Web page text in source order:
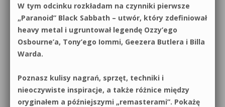
Dubstep z syntezatorem Massive
Kontakt 5 Kompendium
Pakiety
Archiwum aktualności
Polityka prywatności
Regulamin
Działanie sklepu internetowego
Wyszukiwanie
W tym odcinku rozkładam na czynniki pierwsze
„Paranoid” Black Sabbath – utwór, który zdefiniował
heavy metal i ugruntował legendę Ozzy’ego
Osbourne’a, Tony’ego Iommi, Geezera Butlera i Billa
Warda.
Poznasz kulisy nagrań, sprzęt, techniki i
nieoczywiste inspiracje, a także różnice między
oryginałem a późniejszymi „remasterami”. Pokażę